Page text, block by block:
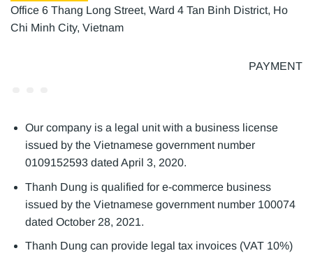
Office 6 Thang Long Street, Ward 4 Tan Binh District, Ho
Chi Minh City, Vietnam
PAYMENT
Our company is a legal unit with a business license
issued by the Vietnamese government number
0109152593 dated April 3, 2020.
Thanh Dung is qualified for e-commerce business
issued by the Vietnamese government number 100074
dated October 28, 2021.
Thanh Dung can provide legal tax invoices (VAT 10%)